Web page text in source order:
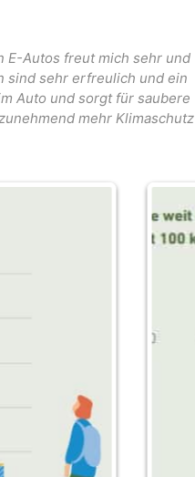
E-Autos freut mich sehr und
sind sehr erfreulich und ein
Auto und sorgt für saubere
mehr Klimaschutz